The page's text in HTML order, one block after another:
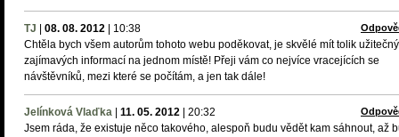
TJ 08. 08. 2012 10:38
Chtěla bych všem autorům tohoto webu poděkovat, je skvělé mít tolik
zajímavých informací na jednom místě! Přeji vám co nejvíce vracejících se
návštěvníků, mezi které se počítám, a jen tak dále!
Jelínková Vlaďka 11. 05. 2012 20:32
Jsem ráda, že existuje něco takového, alespoň budu vědět kam sáhnout, až